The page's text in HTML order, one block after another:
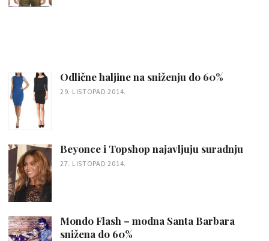
Odlične haljine na sniženju do 60%
29. LISTOPAD 2014.
Beyonce i Topshop najavljuju suradnju
27. LISTOPAD 2014.
Mondo Flash – modna Santa Barbara
snižena do 60%